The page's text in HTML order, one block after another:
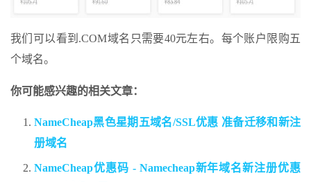
我们可以看到.COM域名只需要40元左右。每个账户限购五
个域名。
你可能感兴趣的相关文章：
NameCheap黑色星期五域名/SSL优惠 准备迁移和新注
册域名
NameCheap优惠码 - Namecheap新年域名新注册优惠